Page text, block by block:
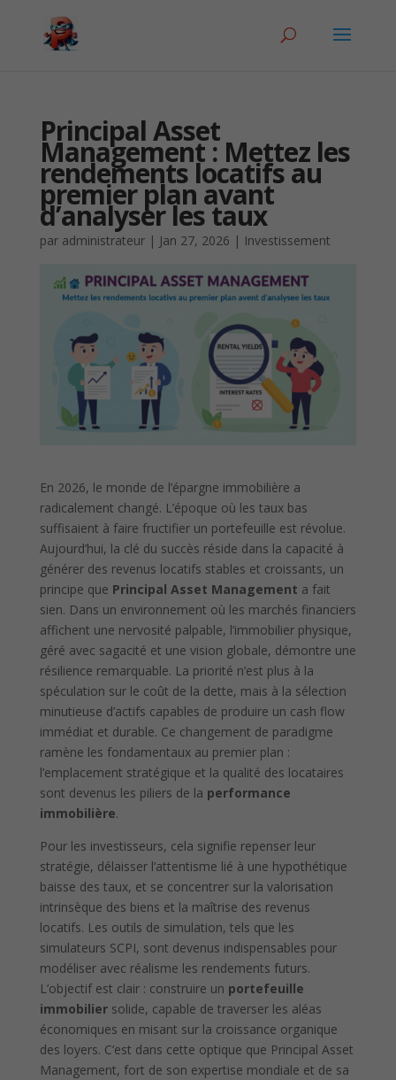
Principal Asset
Management : Mettez les
rendements locatifs au
premier plan avant
d’analyser les taux
par administrateur| Jan 27, 2026 | Investissement
En 2026, le monde de l’épargne immobilière a
radicalement changé. L’époque où les taux bas
suffisaient à faire fructifier un portefeuille est révolue.
Aujourd’hui, la clé du succès réside dans la capacité à
générer des revenus locatifs stables et croissants, un
principe que Principal Asset Management a fait
sien. Dans un environnement où les marchés financiers
affichent une nervosité palpable, l’immobilier physique,
géré avec sagacité et une vision globale, démontre une
résilience remarquable. La priorité n’est plus à la
spéculation sur le coût de la dette, mais à la sélection
minutieuse d’actifs capables de produire un cash flow
immédiat et durable. Ce changement de paradigme
ramène les fondamentaux au premier plan :
l’emplacement stratégique et la qualité des locataires
sont devenus les piliers de la performance
immobilière.
Pour les investisseurs, cela signifie repenser leur
stratégie, délaisser l’attentisme lié à une hypothétique
baisse des taux, et se concentrer sur la valorisation
intrinsèque des biens et la maîtrise des revenus
locatifs. Les outils de simulation, tels que les
simulateurs SCPI, sont devenus indispensables pour
modéliser avec réalisme les rendements futurs.
L’objectif est clair : construire un portefeuille
immobiliersolide, capable de traverser les aléas
économiques en misant sur la croissance organique
des loyers. C’est dans cette optique que Principal Asset
Management, fort de son expertise mondiale et de sa